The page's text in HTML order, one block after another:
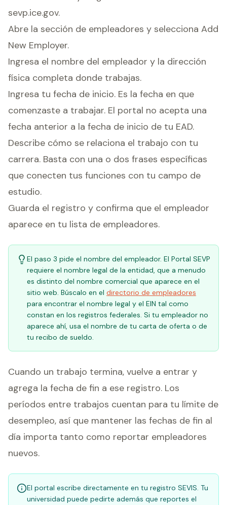
sevp.ice.gov.
Abre la sección de empleadores y selecciona Add
New Employer.
Ingresa el nombre del empleador y la dirección
física completa donde trabajas.
Ingresa tu fecha de inicio. Es la fecha en que
comenzaste a trabajar. El portal no acepta una
fecha anterior a la fecha de inicio de tu EAD.
Describe cómo se relaciona el trabajo con tu
carrera. Basta con una o dos frases específicas
que conecten tus funciones con tu campo de
estudio.
Guarda el registro y confirma que el empleador
aparece en tu lista de empleadores.
El paso 3 pide el nombre del empleador. El Portal SEVP
requiere el nombre legal de la entidad, que a menudo
es distinto del nombre comercial que aparece en el
sitio web. Búscalo en el directorio de empleadores
para encontrar el nombre legal y el EIN tal como
constan en los registros federales. Si tu empleador no
aparece ahí, usa el nombre de tu carta de oferta o de
tu recibo de sueldo.
Cuando un trabajo termina, vuelve a entrar y
agrega la fecha de fin a ese registro. Los
períodos entre trabajos cuentan para tu límite de
desempleo, así que mantener las fechas de fin al
día importa tanto como reportar empleadores
nuevos.
El portal escribe directamente en tu registro SEVIS. Tu
universidad puede pedirte además que reportes el